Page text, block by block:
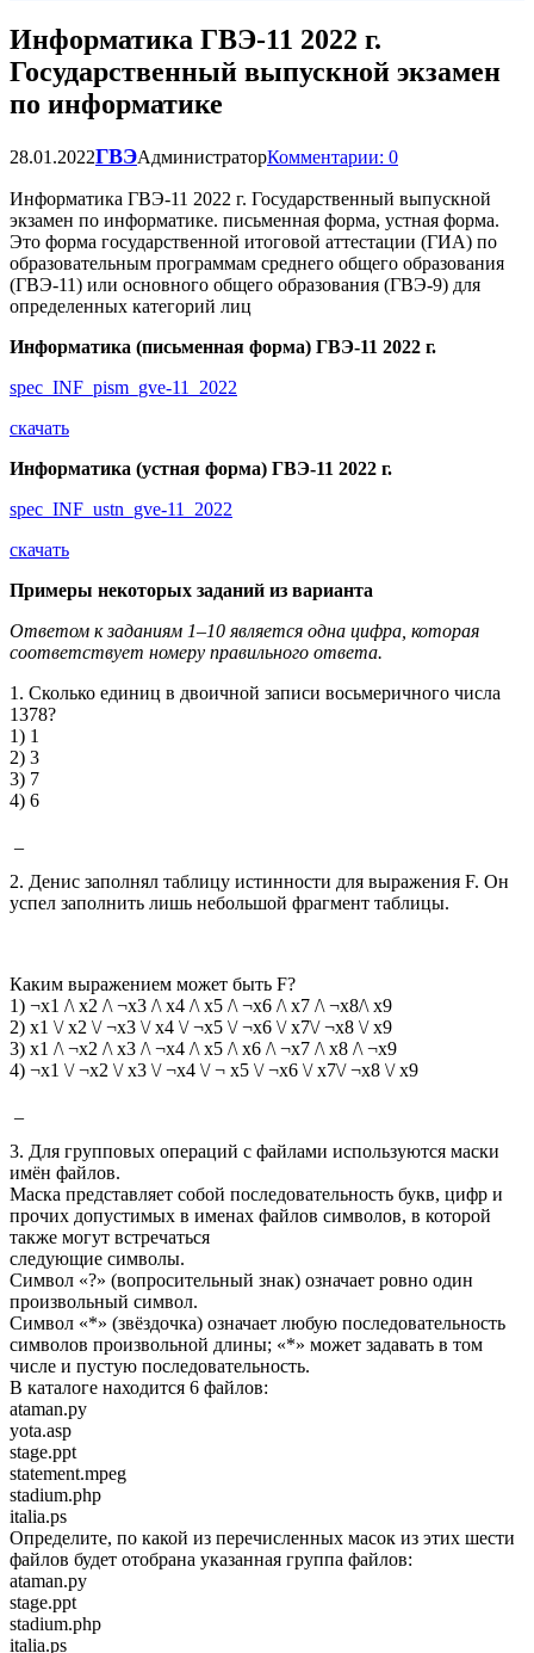
Информатика ГВЭ-11 2022 г.
Государственный выпускной экзамен
по информатике
28.01.2022ГВЭАдминистраторКомментарии: 0
Информатика ГВЭ-11 2022 г. Государственный выпускной
экзамен по информатике. письменная форма, устная форма.
Это форма государственной итоговой аттестации (ГИА) по
образовательным программам среднего общего образования
(ГВЭ-11) или основного общего образования (ГВЭ-9) для
определенных категорий лиц
Информатика (письменная форма) ГВЭ-11 2022 г.
spec_INF_pism_gve-11_2022
скачать
Информатика (устная форма) ГВЭ-11 2022 г.
spec_INF_ustn_gve-11_2022
скачать
Примеры некоторых заданий из варианта
Ответом к заданиям 1–10 является одна цифра, которая
соответствует номеру правильного ответа.
1. Сколько единиц в двоичной записи восьмеричного числа
1378?
1) 1
2) 3
3) 7
4) 6
2. Денис заполнял таблицу истинности для выражения F. Он
успел заполнить лишь небольшой фрагмент таблицы.
Каким выражением может быть F?
1) ¬x1 /\ x2 /\ ¬x3 /\ x4 /\ x5 /\ ¬x6 /\ x7 /\ ¬x8/\ x9
2) x1 \/ x2 \/ ¬x3 \/ x4 \/ ¬x5 \/ ¬x6 \/ x7\/ ¬x8 \/ x9
3) x1 /\ ¬x2 /\ x3 /\ ¬x4 /\ x5 /\ x6 /\ ¬x7 /\ x8 /\ ¬x9
4) ¬x1 \/ ¬x2 \/ x3 \/ ¬x4 \/ ¬ x5 \/ ¬x6 \/ x7\/ ¬x8 \/ x9
3. Для групповых операций с файлами используются маски
имён файлов.
Маска представляет собой последовательность букв, цифр и
прочих допустимых в именах файлов символов, в которой
также могут встречаться
следующие символы.
Символ «?» (вопросительный знак) означает ровно один
произвольный символ.
Символ «*» (звёздочка) означает любую последовательность
символов произвольной длины; «*» может задавать в том
числе и пустую последовательность.
В каталоге находится 6 файлов:
ataman.py
yota.asp
stage.ppt
statement.mpeg
stadium.php
italia.ps
Определите, по какой из перечисленных масок из этих шести
файлов будет отобрана указанная группа файлов:
ataman.py
stage.ppt
stadium.php
italia.ps